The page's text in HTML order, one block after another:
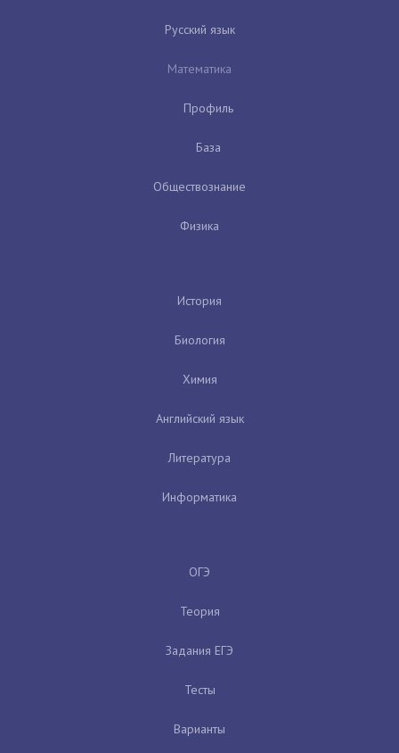
Русский язык
Математика
Профиль
База
Обществознание
Физика
История
Биология
Химия
Английский язык
Литература
Информатика
ОГЭ
Теория
Задания ЕГЭ
Тесты
Варианты